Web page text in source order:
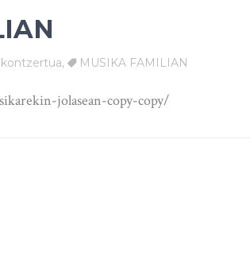
kontzertua, MUSIKA FAMILIAN
jolasean-copy-copy/